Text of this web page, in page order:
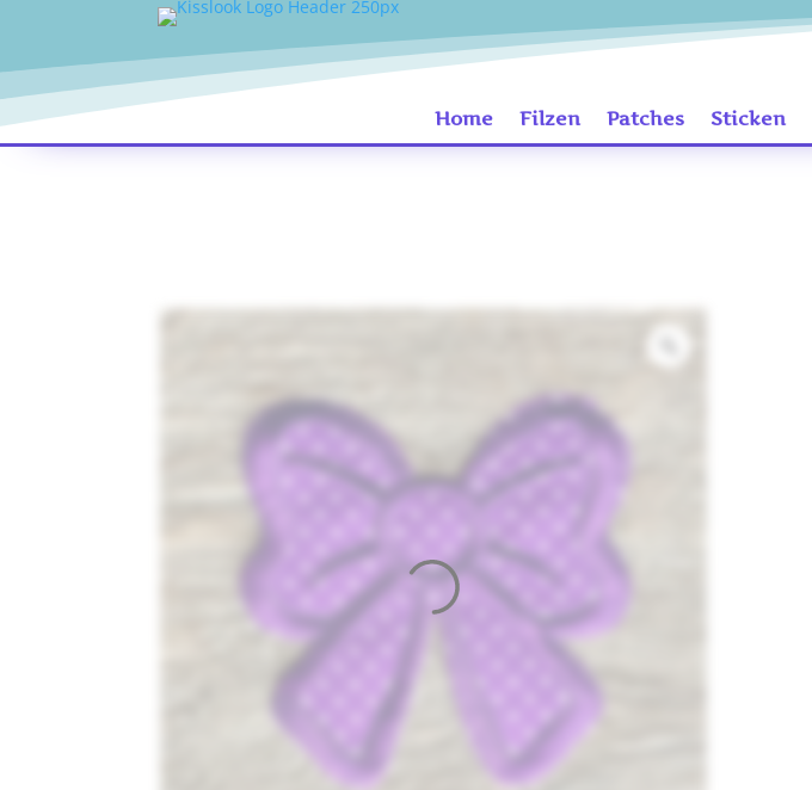
Home Filzen Patches Sticken